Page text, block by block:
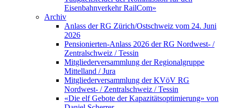
Eisenbahnverkehr RailCom»
Archiv
Anlass der RG Zürich/Ostschweiz vom 24. Juni
2026
Pensionierten-Anlass 2026 der RG Nordwest- /
Zentralschweiz / Tessin
Mitgliederversammlung der Regionalgruppe
Mittelland / Jura
Mitgliederversammlung der KVöV RG
Nordwest- / Zentralschweiz / Tessin
«Die elf Gebote der Kapazitätsoptimierung» von